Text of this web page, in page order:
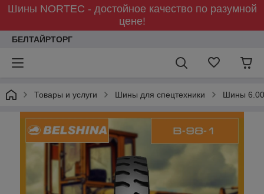
Шины NORTEC - достойное качество по разумной
цене!
БЕЛТАЙРТОРГ
Товары и услуги Шины для спецтехники Шины